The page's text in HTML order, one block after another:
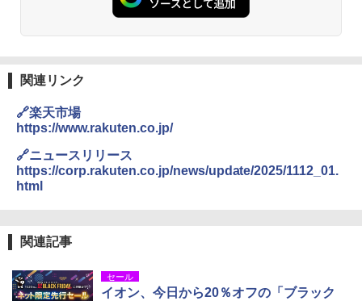
関連リンク
🔗楽天市場
https://www.rakuten.co.jp/
🔗ニュースリリース
https://corp.rakuten.co.jp/news/update/2025/1112_01.
html
関連記事
セール
イオン、今日から20％オフの「ブラック